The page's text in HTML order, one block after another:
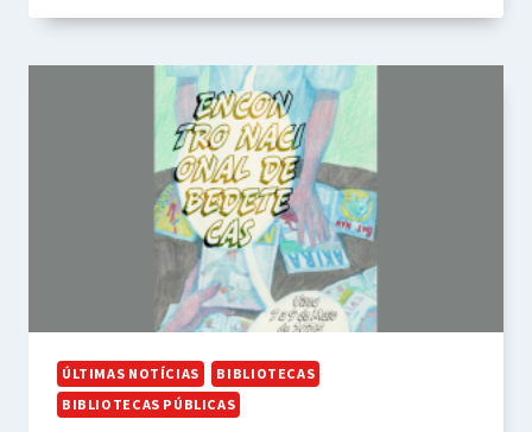
ÚLTIMAS NOTÍCIAS
BIBLIOTECAS
BIBLIOTECAS PÚBLICAS